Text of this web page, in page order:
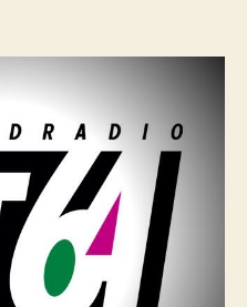
Nightflight
#
02
Maerz
April
1993)